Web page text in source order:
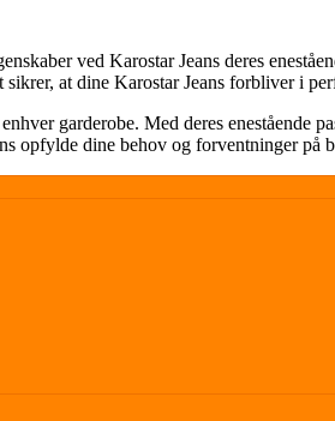
ved Karostar Jeans deres
at dine Karostar Jeans forbliver i
garderobe. Med deres
opfylde dine behov og forventninger på